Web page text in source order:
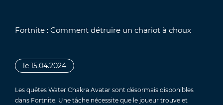
Fortnite : Comment détruire un chariot à choux
le 15.04.2024
Les quêtes Water Chakra Avatar sont désormais disponibles
dans Fortnite. Une tâche nécessite que le joueur trouve et